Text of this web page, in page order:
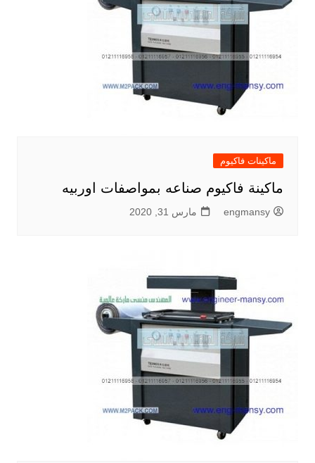
ماكينات فاكيوم
ماكينة فاكيوم صناعه بمواصفات اوربيه
engmansy مارس 31, 2020